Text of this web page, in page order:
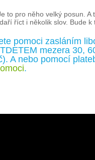
to pro něho velký posun.
říct i několik slov. Bude
pomoci zasláním
mezera 30,
A nebo pomocí
.